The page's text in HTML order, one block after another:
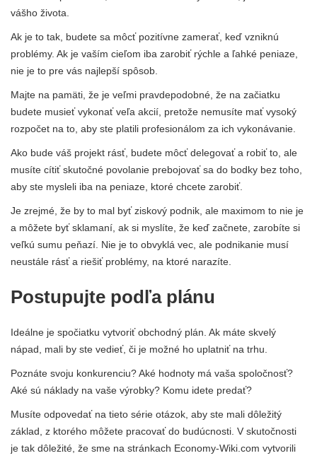
vášho života.
Ak je to tak, budete sa môcť pozitívne zamerať, keď vzniknú
problémy. Ak je vaším cieľom iba zarobiť rýchle a ľahké peniaze,
nie je to pre vás najlepší spôsob.
Majte na pamäti, že je veľmi pravdepodobné, že na začiatku
budete musieť vykonať veľa akcií, pretože nemusíte mať vysoký
rozpočet na to, aby ste platili profesionálom za ich vykonávanie.
Ako bude váš projekt rásť, budete môcť delegovať a robiť to, ale
musíte cítiť skutočné povolanie prebojovať sa do bodky bez toho,
aby ste mysleli iba na peniaze, ktoré chcete zarobiť.
Je zrejmé, že by to mal byť ziskový podnik, ale maximom to nie je
a môžete byť sklamaní, ak si myslíte, že keď začnete, zarobíte si
veľkú sumu peňazí. Nie je to obvyklá vec, ale podnikanie musí
neustále rásť a riešiť problémy, na ktoré narazíte.
Postupujte podľa plánu
Ideálne je spočiatku vytvoriť obchodný plán. Ak máte skvelý
nápad, mali by ste vedieť, či je možné ho uplatniť na trhu.
Poznáte svoju konkurenciu? Aké hodnoty má vaša spoločnosť?
Aké sú náklady na vaše výrobky? Komu idete predať?
Musíte odpovedať na tieto série otázok, aby ste mali dôležitý
základ, z ktorého môžete pracovať do budúcnosti. V skutočnosti
je tak dôležité, že sme na stránkach Economy-Wiki.com vytvorili